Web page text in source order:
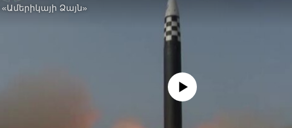
«Ամերիկայի Ձայն»
No media source currently available